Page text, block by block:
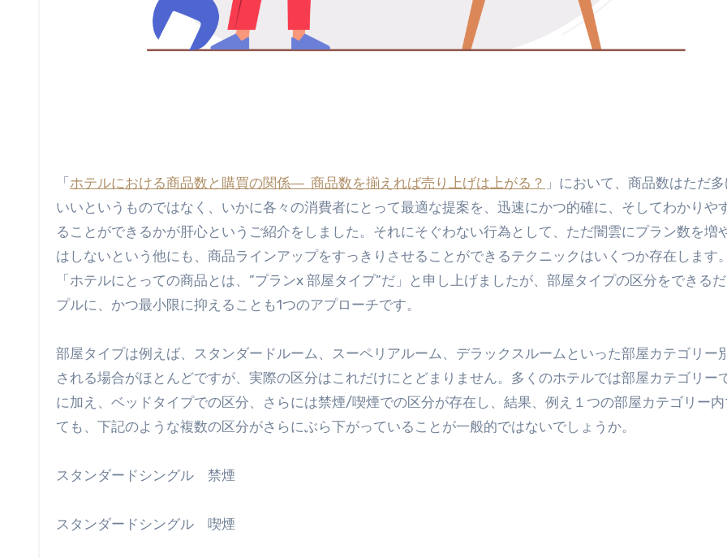
「 ホテルにおける商品数と購買の関係― 商品数を揃えれば売り上げは上がる？ 」において、商品数はただ
いいというものではなく、いかに各々の消費者にとって最適な提案を、迅速にかつ的確に、そしてわかりや
ることができるかが肝心というご紹介をしました。それにそぐわない行為として、ただ闇雲にプラン数を増
はしないという他にも、商品ラインアップをすっきりさせることができるテクニックはいくつか存在します
「ホテルにとっての商品とは、”プランx 部屋タイプ”だ」と申し上げましたが、部屋タイプの区分をできる
プルに、かつ最小限に抑えることも1つのアプローチです。
部屋タイプは例えば、スタンダードルーム、スーペリアルーム、デラックスルームといった部屋カテゴリー
される場合がほとんどですが、実際の区分はこれだけにとどまりません。多くのホテルでは部屋カテゴリー
に加え、ベッドタイプでの区分、さらには禁煙/喫煙での区分が存在し、結果、例え１つの部屋カテゴリー内
ても、下記のような複数の区分がさらにぶら下がっていることが一般的ではないでしょうか。
スタンダードシングル 禁煙
スタンダードシングル 喫煙